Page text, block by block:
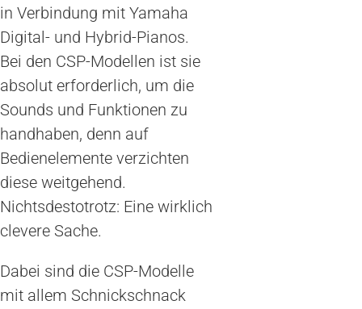
in Verbindung mit Yamaha
Digital- und Hybrid-Pianos.
Bei den CSP-Modellen ist sie
absolut erforderlich, um die
Sounds und Funktionen zu
handhaben, denn auf
Bedienelemente verzichten
diese weitgehend.
Nichtsdestotrotz: Eine wirklich
clevere Sache.
Dabei sind die CSP-Modelle
mit allem Schnickschnack